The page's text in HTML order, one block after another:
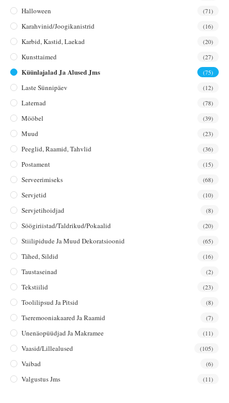
Halloween (71)
Karahvinid/joogikanistrid (16)
Karbid, Kastid, Laekad (20)
Kunsttaimed (27)
Küünlajalad Ja Alused Jms (75)
Laste Sünnipäev (12)
Laternad (78)
Mööbel (39)
Muud (23)
Peeglid, Raamid, Tahvlid (36)
Postament (15)
Serveerimiseks (68)
Servjetid (10)
Servjetihoidjad (8)
Söögiriistad/taldrikud/pokaalid (20)
Stiilipidude Ja Muud Dekoratsioonid (65)
Tähed, Sildid (16)
Taustaseinad (2)
Tekstiilid (23)
Toolilipsud Ja Pitsid (8)
Tseremooniakaared Ja Raamid (7)
Unenäopüüdjad Ja Makramee (11)
Vaasid/lillealused (105)
Vaibad (6)
Valgustus Jms (11)